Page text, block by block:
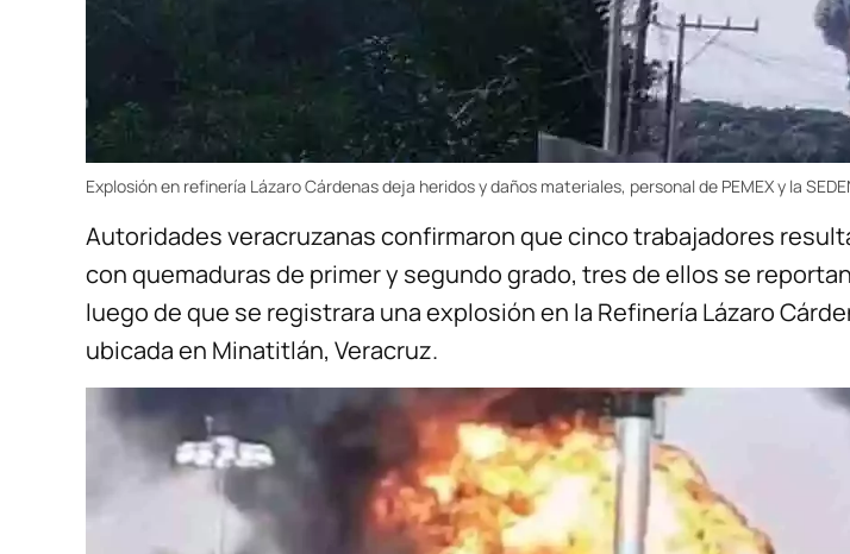
Explosión en refinería Lázaro Cárdenas deja heridos y daños materiales, personal de PEMEX y la
Autoridades veracruzanas confirmaron que cinco trabajadores
con quemaduras de primer y segundo grado, tres de ellos se
luego de que se registrara una explosión en la Refinería Lázaro
ubicada en Minatitlán, Veracruz.